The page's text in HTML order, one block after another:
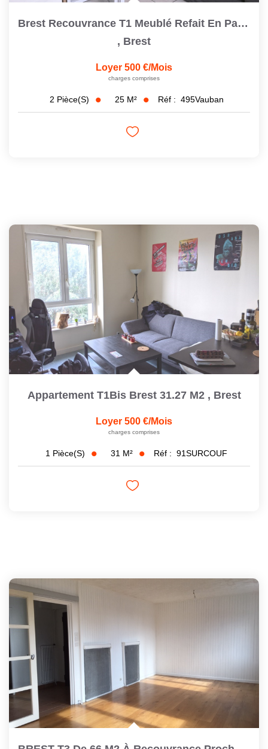
Brest Recouvrance T1 Meublé Refait En Parfait État
, Brest
Loyer 500 €/mois
charges comprises
2 Pièce(s) 25 M² Réf : 495Vauban
Appartement T1Bis Brest 31.27 M2 , Brest
Loyer 500 €/mois
charges comprises
1 Pièce(s) 31 M² Réf : 91SURCOUF